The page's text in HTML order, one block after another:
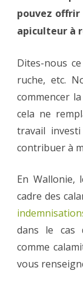
pouvez offrir
apiculteur à
Dites-nous
ruche, etc.
commencer
cela ne
travail
contribuer à
En Wallonie,
cadre des
dans le cas
comme
vous